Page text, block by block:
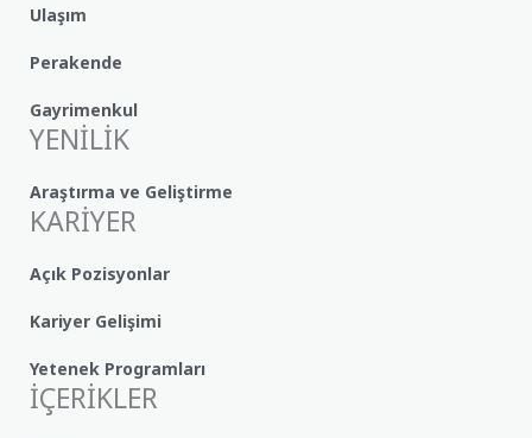
Ulaşım
Perakende
Gayrimenkul
YENİLİK
Araştırma ve Geliştirme
KARİYER
Açık Pozisyonlar
Kariyer Gelişimi
Yetenek Programları
İÇERİKLER